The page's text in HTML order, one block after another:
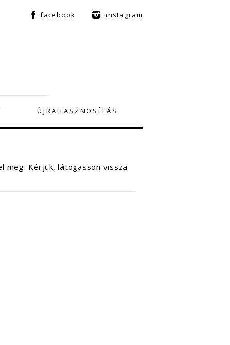
facebook instagram
ÚJRAHASZNOSÍTÁS
Kérjük, látogasson vissza